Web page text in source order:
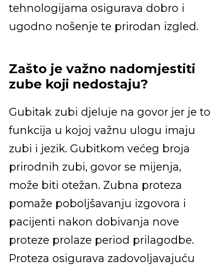
tehnologijama osigurava dobro i
ugodno nošenje te prirodan izgled.
Zašto je važno nadomjestiti
zube koji nedostaju?
Gubitak zubi djeluje na govor jer je to
funkcija u kojoj važnu ulogu imaju
zubi i jezik. Gubitkom većeg broja
prirodnih zubi, govor se mijenja,
može biti otežan. Zubna proteza
pomaže poboljšavanju izgovora i
pacijenti nakon dobivanja nove
proteze prolaze period prilagodbe.
Proteza osigurava zadovoljavajuću